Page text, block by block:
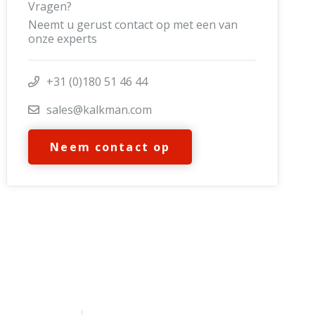
Vragen?
Neemt u gerust contact op met een van
onze experts
+31 (0)180 51 46 44
sales@kalkman.com
Neem contact op